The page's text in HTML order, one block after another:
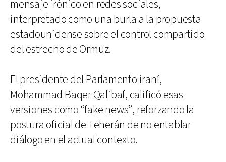
mensaje irónico en redes sociales,
interpretado como una burla a la propuesta
estadounidense sobre el control compartido
del estrecho de Ormuz.
El presidente del Parlamento iraní,
Mohammad Baqer Qalibaf, calificó esas
versiones como “fake news”, reforzando la
postura oficial de Teherán de no entablar
diálogo en el actual contexto.